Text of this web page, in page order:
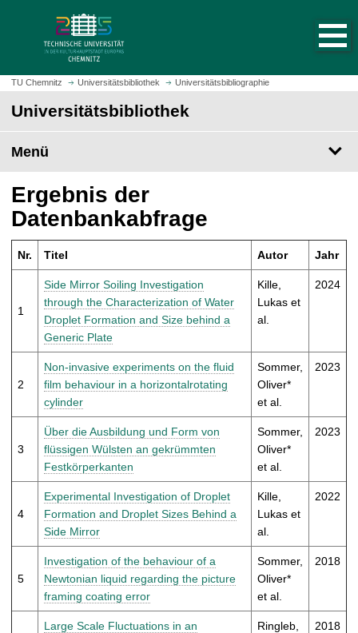
z
m
t
e
i
t
u
f
u
f
TU Chemnitz Universitätsbibliothek Universitätsbibliographie
Universitätsbibliothek
Menü
Ergebnis der
Datenbankabfrage
Nr. Titel Autor Jahr
1
Side Mirror Soiling Investigation
through the Characterization of Water
Droplet Formation and Size behind a
Generic Plate
Kille,
Lukas et
al.
2024
2
Non-invasive experiments on the fluid
film behaviour in a horizontalrotating
cylinder
Sommer,
Oliver*
et al.
2023
3
Über die Ausbildung und Form von
flüssigen Wülsten an gekrümmten
Festkörperkanten
Sommer,
Oliver*
et al.
2023
4
Experimental Investigation of Droplet
Formation and Droplet Sizes Behind a
Side Mirror
Kille,
Lukas et
al.
2022
5
Investigation of the behaviour of a
Newtonian liquid regarding the picture
framing coating error
Sommer,
Oliver*
et al.
2018
Large Scale Fluctuations in an
Ringleb,
2018